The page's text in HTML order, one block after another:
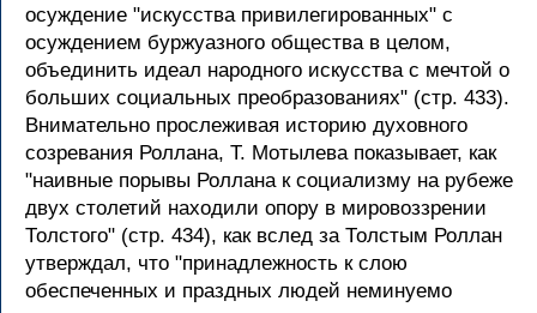
осуждение "искусства привилегированных" с
осуждением буржуазного общества в целом,
объединить идеал народного искусства с мечтой о
больших социальных преобразованиях" (стр. 433).
Внимательно прослеживая историю духовного
созревания Роллана, Т. Мотылева показывает, как
"наивные порывы Роллана к социализму на рубеже
двух столетий находили опору в мировоззрении
Толстого" (стр. 434), как вслед за Толстым Роллан
утверждал, что "принадлежность к слою
обеспеченных и праздных людей неминуемо